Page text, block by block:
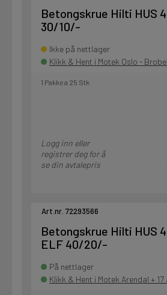
Betongskrue Hilti HUS
30/10/-
Ikke på nettlager
Klikk & Hent i Motek Oslo -
1 Pakke a 25 Stk
Logg inn eller
registrer deg for å
se din avtalepris
Art.nr. 72293566
Betongskrue Hilti HUS
ELF 40/20/-
På nettlager
Klikk & Hent i Motek Arendal + 17